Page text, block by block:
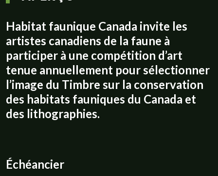
Habitat faunique Canada invite les
artistes canadiens de la faune à
participer à une compétition d’art
tenue annuellement pour sélectionner
l’image du Timbre sur la conservation
des habitats fauniques du Canada et
des lithographies.
Échéancier